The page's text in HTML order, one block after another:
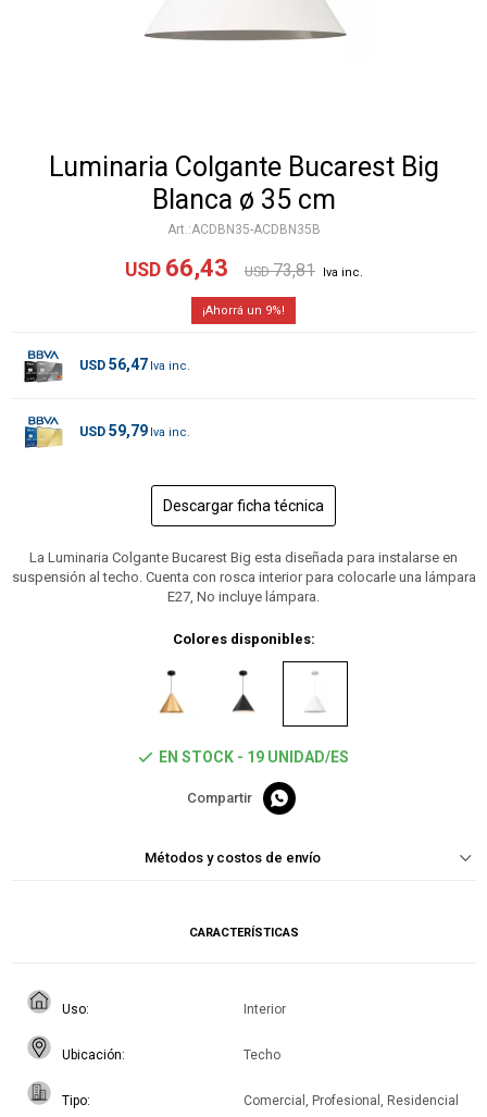
Luminaria Colgante Bucarest Big
Blanca ø 35 cm
ACDBN35-ACDBN35B
USD 66,43 USD 73,81
9
USD 56,47
USD 59,79
Descargar ficha técnica
La Luminaria Colgante Bucarest Big esta diseñada para instalarse en
suspensión al techo. Cuenta con rosca interior para colocarle una lámpara
E27, No incluye lámpara.
Colores disponibles:
EN STOCK - 19 UNIDAD/ES

Métodos y costos de envío
CARACTERÍSTICAS
Uso Interior
Ubicación Techo
Tipo Comercial, Profesional, Residencial